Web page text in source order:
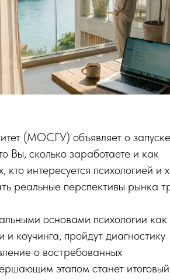
(МОСГУ) объявляет о запуске
Вы, сколько заработаете и как
интересуется психологией и
реальные перспективы рынка
основами психологии как
и коучинга, пройдут диагностику
о востребованных
этапом станет итоговый